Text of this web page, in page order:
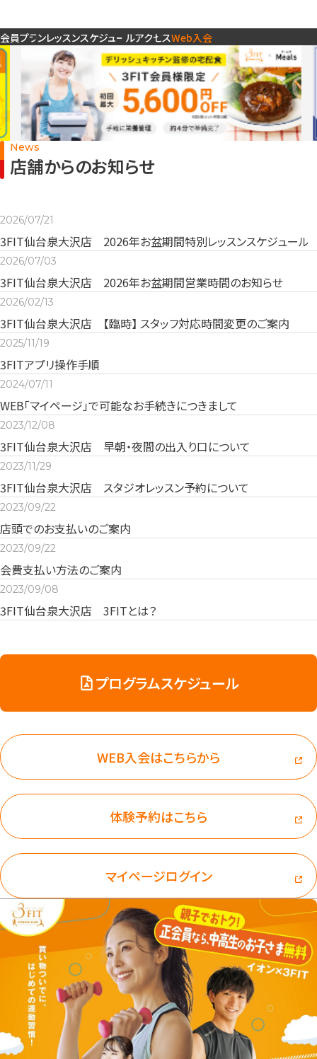
会員プランレッスンスケジュールアクセスWeb入会
News
店舗からのお知らせ
2026/07/21
3FIT仙台泉大沢店 2026年お盆期間特別レッスンスケジュール
2026/07/03
3FIT仙台泉大沢店 2026年お盆期間営業時間のお知らせ
2026/02/13
3FIT仙台泉大沢店 【臨時】 スタッフ対応時間変更のご案内
2025/11/19
3FITアプリ操作手順
2024/07/11
WEB「マイページ」で可能なお手続きにつきまして
2023/12/08
3FIT仙台泉大沢店 早朝・夜間の出入り口について
2023/11/29
3FIT仙台泉大沢店 スタジオレッスン予約について
2023/09/22
店頭でのお支払いのご案内
2023/09/22
会費支払い方法のご案内
2023/09/08
3FIT仙台泉大沢店 3FITとは？
プログラムスケジュール
WEB入会はこちらから
体験予約はこちら
マイページログイン